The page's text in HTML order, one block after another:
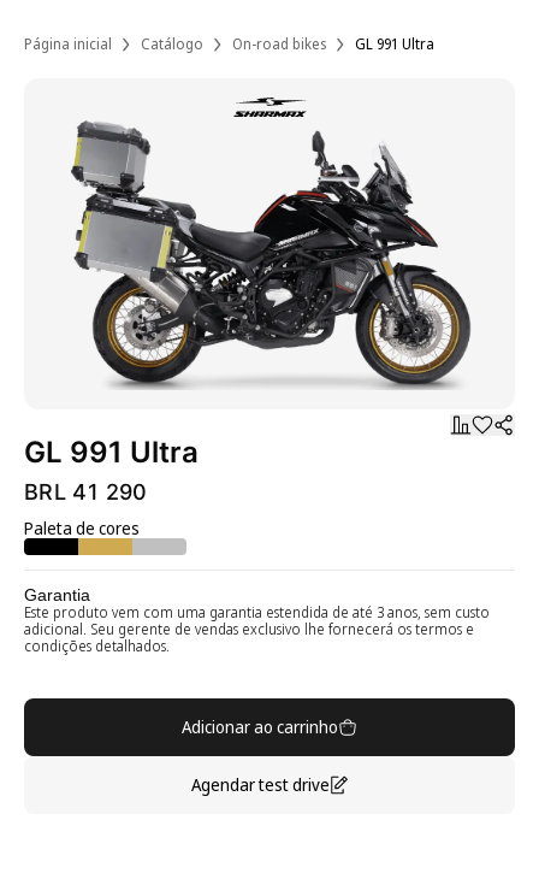
Página inicial Catálogo On-road bikes GL 991 Ultra
GL 991 Ultra
BRL 41 290
Paleta de cores
Garantia
Este produto vem com uma garantia estendida de até 3 anos, sem custo
adicional. Seu gerente de vendas exclusivo lhe fornecerá os termos e
condições detalhados.
Adicionar ao carrinho
Agendar test drive